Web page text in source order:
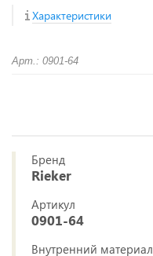
Характеристики
Арт.: 0901-64
Бренд
Rieker
Артикул
0901-64
Внутренний материал